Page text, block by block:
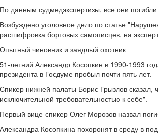
По данным судмедэкспертизы, все они
Возбуждено уголовное дело по статье
расшифровка бортовых самописцев, на
Опытный чиновник и заядлый охотник
51-летний Александр Косопкин в 1990-1993
президента в Госдуме пробыл почти пять лет.
Спикер нижней палаты Борис Грызлов
исключительной требовательностью к себе".
Первый вице-спикер Олег Морозов назвал
Александра Косопкина похоронят в среду в